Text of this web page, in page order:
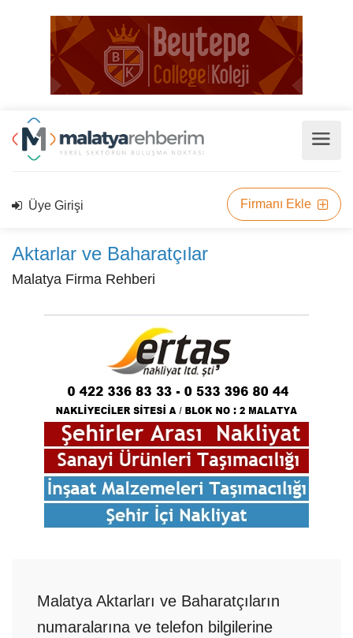
Üye Girişi Firmanı Ekle
Aktarlar ve Baharatçılar
Malatya Firma Rehberi
Malatya Aktarları ve Baharatçıların
numaralarına ve telefon bilgilerine